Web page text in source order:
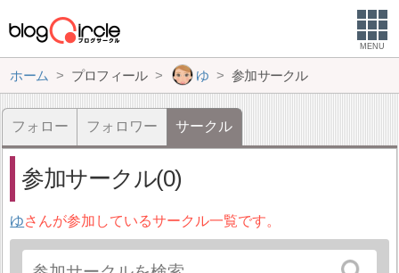
MENU
ホーム プロフィール ゆ 参加サークル
フォロー フォロワー サークル
参加サークル(0)
ゆさんが参加しているサークル一覧です。